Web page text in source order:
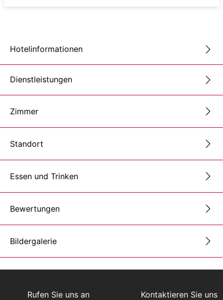
Hotelinformationen
Dienstleistungen
Zimmer
Standort
Essen und Trinken
Bewertungen
Bildergalerie
Rufen Sie uns an Kontaktieren Sie uns